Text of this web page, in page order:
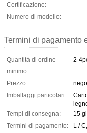
Certificazione:
Numero di modello:
Termini di pagamento
Quantità di ordine
minimo:
2-
Prezzo:
Imballaggi particolari:
Tempi di consegna:
15
Termini di pagamento:
L /